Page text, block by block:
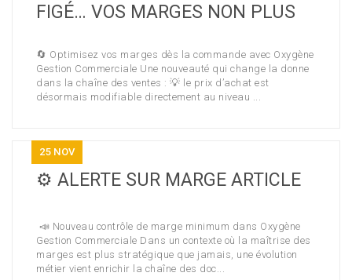
FIGÉ… VOS MARGES NON PLUS
🔄 Optimisez vos marges dès la commande avec Oxygène
Gestion Commerciale Une nouveauté qui change la donne
dans la chaîne des ventes : 💡 le prix d’achat est
désormais modifiable directement au niveau ...
25 NOV
⚙️ ALERTE SUR MARGE ARTICLE
📣 Nouveau contrôle de marge minimum dans Oxygène
Gestion Commerciale Dans un contexte où la maîtrise des
marges est plus stratégique que jamais, une évolution
métier vient enrichir la chaîne des doc...